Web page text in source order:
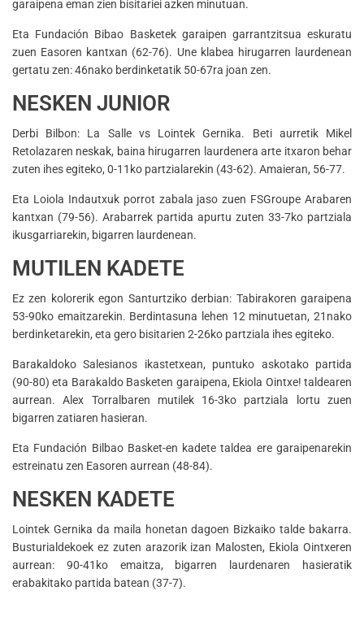
garaipena eman zien bisitariei azken minutuan.
Eta Fundación Bibao Basketek garaipen garrantzitsua eskuratu
zuen Easoren kantxan (62-76). Une klabea hirugarren laurdenean
gertatu zen: 46nako berdinketatik 50-67ra joan zen.
NESKEN JUNIOR
Derbi Bilbon: La Salle vs Lointek Gernika. Beti aurretik Mikel
Retolazaren neskak, baina hirugarren laurdenera arte itxaron behar
zuten ihes egiteko, 0-11ko partzialarekin (43-62). Amaieran, 56-77.
Eta Loiola Indautxuk porrot zabala jaso zuen FSGroupe Arabaren
kantxan (79-56). Arabarrek partida apurtu zuten 33-7ko partziala
ikusgarriarekin, bigarren laurdenean.
MUTILEN KADETE
Ez zen kolorerik egon Santurtziko derbian: Tabirakoren garaipena
53-90ko emaitzarekin. Berdintasuna lehen 12 minutuetan, 21nako
berdinketarekin, eta gero bisitarien 2-26ko partziala ihes egiteko.
Barakaldoko Salesianos ikastetxean, puntuko askotako partida
(90-80) eta Barakaldo Basketen garaipena, Ekiola Ointxe! taldearen
aurrean. Alex Torralbaren mutilek 16-3ko partziala lortu zuen
bigarren zatiaren hasieran.
Eta Fundación Bilbao Basket-en kadete taldea ere garaipenarekin
estreinatu zen Easoren aurrean (48-84).
NESKEN KADETE
Lointek Gernika da maila honetan dagoen Bizkaiko talde bakarra.
Busturialdekoek ez zuten arazorik izan Malosten, Ekiola Ointxeren
aurrean: 90-41ko emaitza, bigarren laurdenaren hasieratik
erabakitako partida batean (37-7).